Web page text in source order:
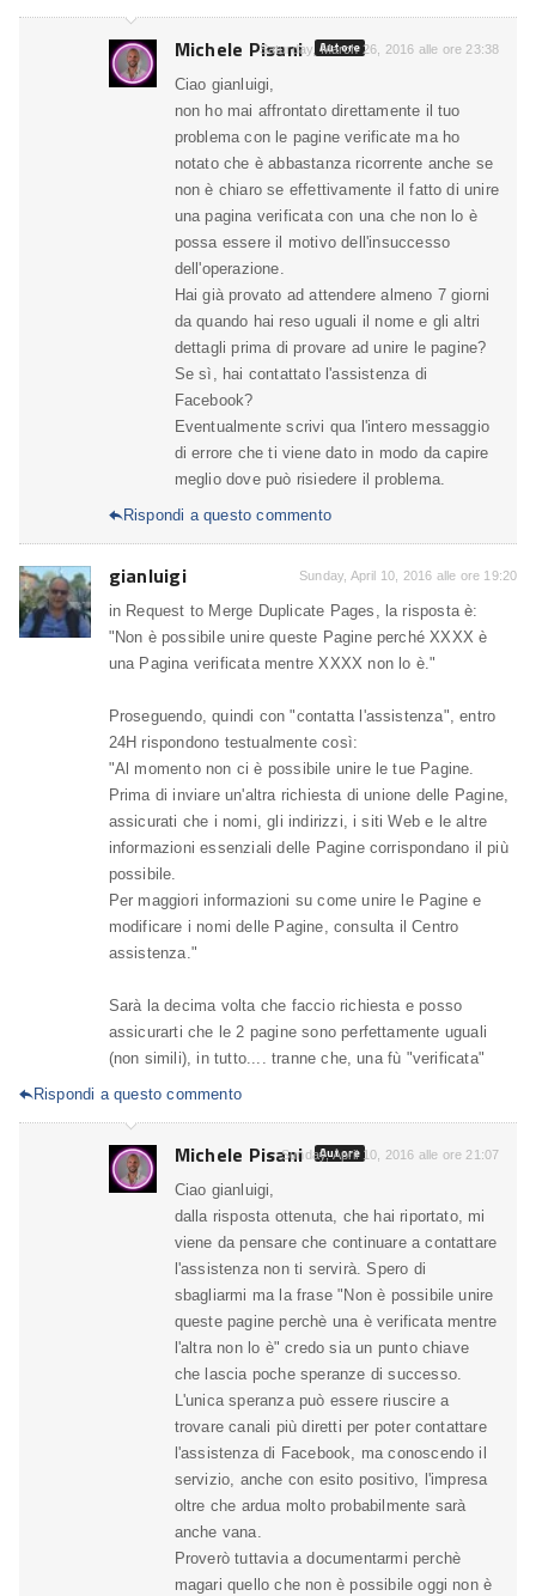
Michele Pisani Autore
Saturday, March 26, 2016 alle ore 23:38
Ciao gianluigi,
non ho mai affrontato direttamente il tuo
problema con le pagine verificate ma ho
notato che è abbastanza ricorrente anche se
non è chiaro se effettivamente il fatto di unire
una pagina verificata con una che non lo è
possa essere il motivo dell'insuccesso
dell'operazione.
Hai già provato ad attendere almeno 7 giorni
da quando hai reso uguali il nome e gli altri
dettagli prima di provare ad unire le pagine?
Se sì, hai contattato l'assistenza di
Facebook?
Eventualmente scrivi qua l'intero messaggio
di errore che ti viene dato in modo da capire
meglio dove può risiedere il problema.
Rispondi a questo commento
gianluigi Sunday, April 10, 2016 alle ore 19:20
in Request to Merge Duplicate Pages, la risposta è:
"Non è possibile unire queste Pagine perché XXXX è
una Pagina verificata mentre XXXX non lo è."
Proseguendo, quindi con "contatta l'assistenza", entro
24H rispondono testualmente così:
"Al momento non ci è possibile unire le tue Pagine.
Prima di inviare un'altra richiesta di unione delle Pagine,
assicurati che i nomi, gli indirizzi, i siti Web e le altre
informazioni essenziali delle Pagine corrispondano il più
possibile.
Per maggiori informazioni su come unire le Pagine e
modificare i nomi delle Pagine, consulta il Centro
assistenza."
Sarà la decima volta che faccio richiesta e posso
assicurarti che le 2 pagine sono perfettamente uguali
(non simili), in tutto.... tranne che, una fù "verificata"
Rispondi a questo commento
Michele Pisani Autore
Sunday, April 10, 2016 alle ore 21:07
Ciao gianluigi,
dalla risposta ottenuta, che hai riportato, mi
viene da pensare che continuare a contattare
l'assistenza non ti servirà. Spero di
sbagliarmi ma la frase "Non è possibile unire
queste pagine perchè una è verificata mentre
l'altra non lo è" credo sia un punto chiave
che lascia poche speranze di successo.
L'unica speranza può essere riuscire a
trovare canali più diretti per poter contattare
l'assistenza di Facebook, ma conoscendo il
servizio, anche con esito positivo, l'impresa
oltre che ardua molto probabilmente sarà
anche vana.
Proverò tuttavia a documentarmi perchè
magari quello che non è possibile oggi non è